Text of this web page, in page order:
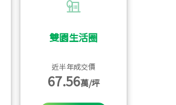
雙園生活圈
近半年成交價
67.56萬/坪